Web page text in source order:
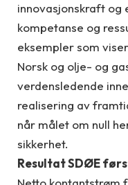
innovasjonskraft og
kompetanse og
eksempler som
Norsk og olje- og
verdensledende
realisering av
når målet om null
sikkerhet.
Resultat SDØE